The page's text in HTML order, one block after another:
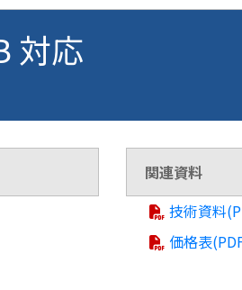
対応
関連資料
技術資料
価格表